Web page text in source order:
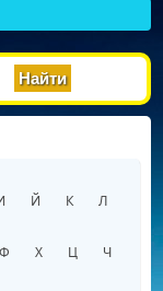
Й К Л
Ф Х Ц Ч